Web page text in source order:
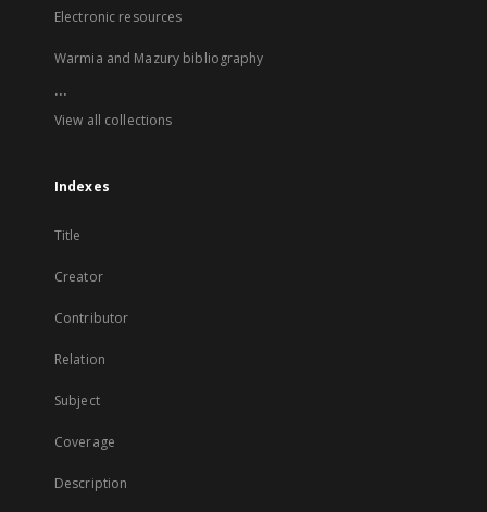
Electronic resources
Warmia and Mazury bibliography
...
View all collections
Indexes
Title
Creator
Contributor
Relation
Subject
Coverage
Description